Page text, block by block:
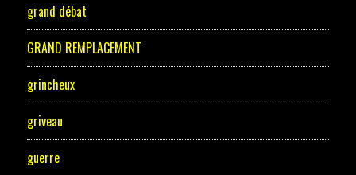
grand débat
GRAND REMPLACEMENT
grincheux
griveau
guerre